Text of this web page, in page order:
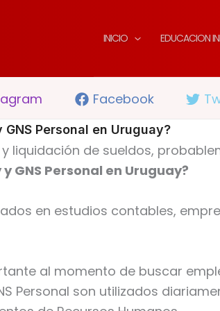
INICIO EDUCACION
Facebook
Personal en Uruguay?
liquidación de sueldos,
GNS Personal en Uruguay?
en estudios contables,
al momento de buscar
Personal son utilizados